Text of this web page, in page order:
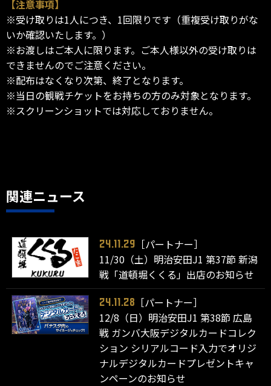
【注意事項】
※受け取りは1人につき、1回限りです（重複受け取りがな
いか確認いたします。）
※お渡しはご本人に限ります。ご本人様以外の受け取りは
できませんのでご注意ください。
※配布はなくなり次第、終了となります。
※当日の観戦チケットをお持ちの方のみ対象となります。
※スクリーンショットでは対応しておりません。
関連ニュース
24.11.29
［パートナー］
11/30（土）明治安田J1 第37節 新潟
戦「道頓堀くくる」出店のお知らせ
24.11.28
［パートナー］
12/8（日）明治安田J1 第38節 広島
戦 ガンバ大阪デジタルカードコレク
ション シリアルコード入力でオリジ
ナルデジタルカードプレゼントキャ
ンペーンのお知らせ